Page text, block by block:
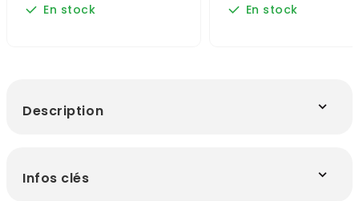
En stock En stock
Description
Infos clés